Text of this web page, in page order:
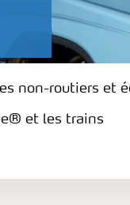
non-routiers et
et les trains